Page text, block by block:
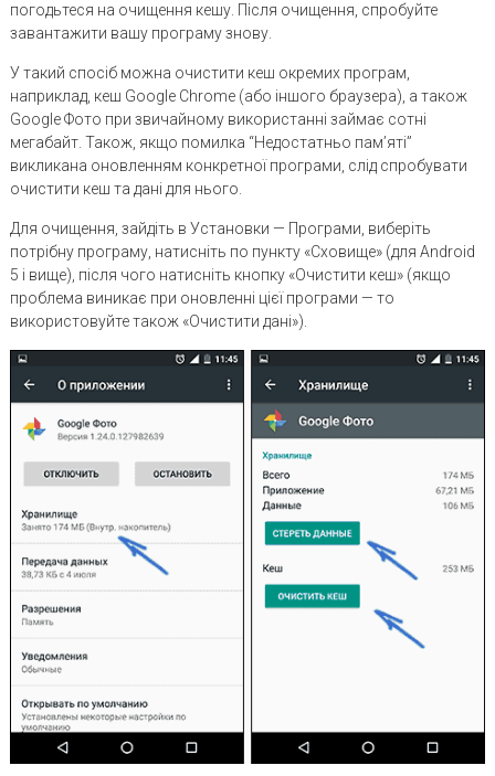
погодьтеся на очищення кешу. Після очищення, спробуйте
завантажити вашу програму знову.
У такий спосіб можна очистити кеш окремих програм,
наприклад, кеш Google Chrome (або іншого браузера), а також
Google Фото при звичайному використанні займає сотні
мегабайт. Також, якщо помилка “Недостатньо пам’яті”
викликана оновленням конкретної програми, слід спробувати
очистити кеш та дані для нього.
Для очищення, зайдіть в Установки — Програми, виберіть
потрібну програму, натисніть по пункту «Сховище» (для Android
5 і вище), після чого натисніть кнопку «Очистити кеш» (якщо
проблема виникає при оновленні цієї програми — то
використовуйте також «Очистити дані»).